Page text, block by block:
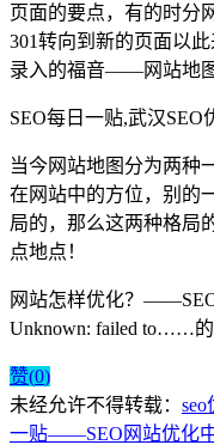
页面的要点，有的时分
301转向到新的页面以
录入的福音——网站地
SEO每日一贴,武汉SEO
当今网站地图分为两种
在网站中的方位，别的
局的，那么这两种格局
点地点！
网站怎样优化？
Unknown: failed to……
赞(0)
未经允许不得转载：
一贴——SEO网站优化中